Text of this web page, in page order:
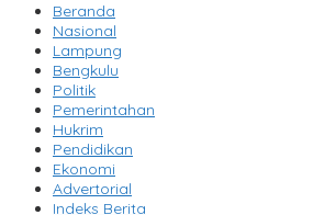
Beranda
Nasional
Lampung
Bengkulu
Politik
Pemerintahan
Hukrim
Pendidikan
Ekonomi
Advertorial
Indeks Berita